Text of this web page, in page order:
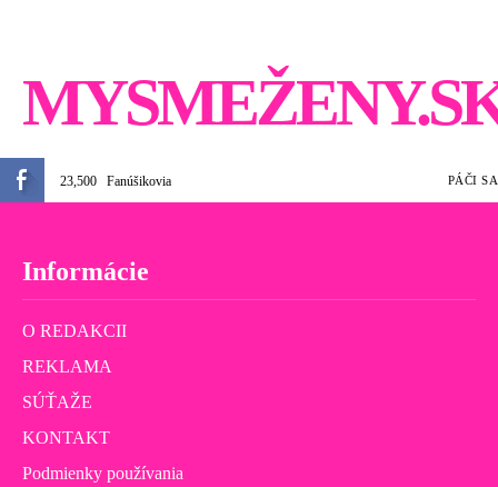
23,500 Fanúšikovia PÁČI SA
Informácie
O REDAKCII
REKLAMA
SÚŤAŽE
KONTAKT
Podmienky používania